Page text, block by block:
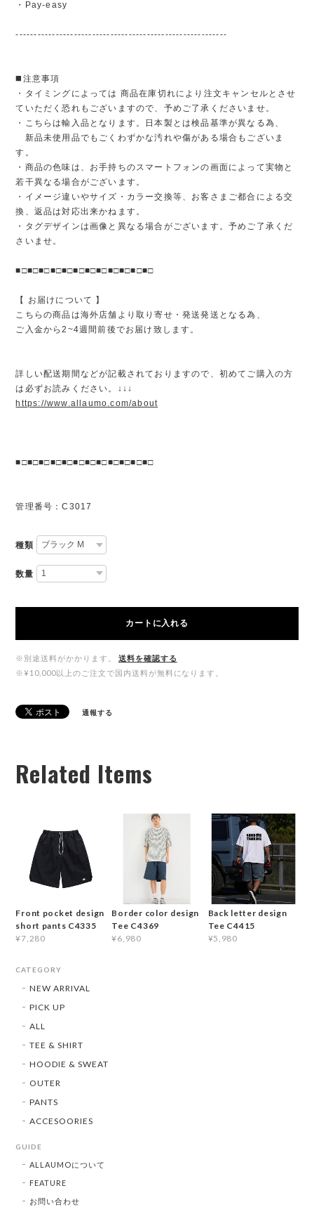
・Pay-easy
----------------------------------------------------------
◼️注意事項
・タイミングによっては 商品在庫切れにより注文キャンセルとさせ
ていただく恐れもございますので、予めご了承くださいませ。
・こちらは輸入品となります。日本製とは検品基準が異なる為、
新品未使用品でもごくわずかな汚れや傷がある場合もございま
す。
・商品の色味は、お手持ちのスマートフォンの画面によって実物と
若干異なる場合がございます。
・イメージ違いやサイズ・カラー交換等、お客さまご都合による交
換、返品は対応出来かねます。
・タグデザインは画像と異なる場合がございます。予めご了承くだ
さいませ。
■□■□■□■□■□■□■□■□■□■□■□■□
【 お届けについて 】
こちらの商品は海外店舗より取り寄せ・発送発送となる為、
ご入金から2~4週間前後でお届け致します。
詳しい配送期間などが記載されておりますので、初めてご購入の方
は必ずお読みください。↓↓↓
https://www.allaumo.com/about
■□■□■□■□■□■□■□■□■□■□■□■□
管理番号：C3017
種類
数量
カートに入れる
※別途送料がかかります。
送料を確認する
※¥10,000以上のご注文で国内送料が無料になります。
通報する
Related Items
Front pocket design
short pants C4335
¥7,280
Border color design
Tee C4369
¥6,980
Back letter design
Tee C4415
¥5,980
CATEGORY
NEW ARRIVAL
PICK UP
ALL
TEE & SHIRT
HOODIE & SWEAT
OUTER
PANTS
ACCESOORIES
GUIDE
ALLAUMOについて
FEATURE
お問い合わせ